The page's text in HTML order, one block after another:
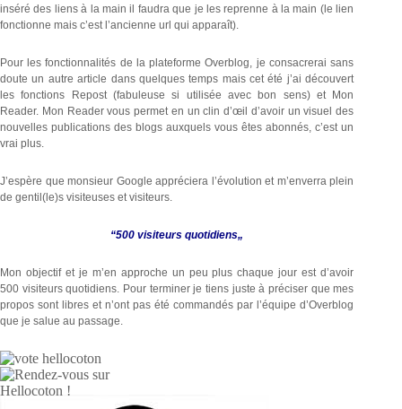
inséré des liens à la main il faudra que je les reprenne à la main (le lien
fonctionne mais c’est l’ancienne url qui apparaît).
Pour les fonctionnalités de la plateforme Overblog, je consacrerai sans
doute un autre article dans quelques temps mais cet été j’ai découvert
les fonctions Repost (fabuleuse si utilisée avec bon sens) et Mon
Reader. Mon Reader vous permet en un clin d’œil d’avoir un visuel des
nouvelles publications des blogs auxquels vous êtes abonnés, c’est un
vrai plus.
J’espère que monsieur Google appréciera l’évolution et m’enverra plein
de gentil(le)s visiteuses et visiteurs.
“500 visiteurs quotidiens„
Mon objectif et je m’en approche un peu plus chaque jour est d’avoir
500 visiteurs quotidiens. Pour terminer je tiens juste à préciser que mes
propos sont libres et n’ont pas été commandés par l’équipe d’Overblog
que je salue au passage.